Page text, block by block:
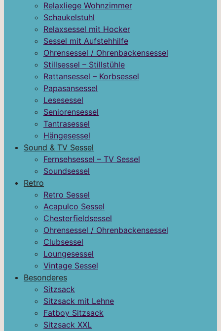
Relaxliege Wohnzimmer
Schaukelstuhl
Relaxsessel mit Hocker
Sessel mit Aufstehhilfe
Ohrensessel / Ohrenbackensessel
Stillsessel – Stillstühle
Rattansessel – Korbsessel
Papasansessel
Lesesessel
Seniorensessel
Tantrasessel
Hängesessel
Sound & TV Sessel
Fernsehsessel – TV Sessel
Soundsessel
Retro
Retro Sessel
Acapulco Sessel
Chesterfieldsessel
Ohrensessel / Ohrenbackensessel
Clubsessel
Loungesessel
Vintage Sessel
Besonderes
Sitzsack
Sitzsack mit Lehne
Fatboy Sitzsack
Sitzsack XXL